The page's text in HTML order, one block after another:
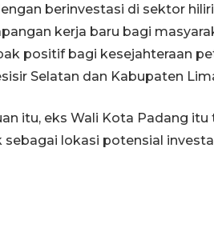
berinvestasi di sektor
kerja baru bagi
positif bagi kesejahteraan
Selatan dan Kabupaten
itu, eks Wali Kota Padang
sebagai lokasi potensial